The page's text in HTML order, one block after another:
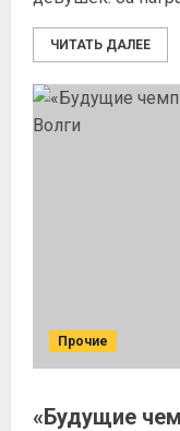
ЧИТАТЬ ДАЛЕЕ
Прочие
«Будущие